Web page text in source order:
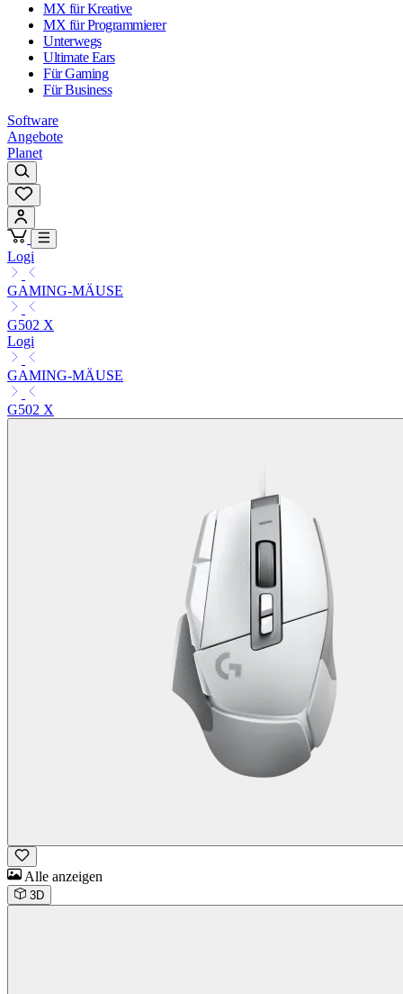
MX für Kreative
MX für Programmierer
Unterwegs
Ultimate Ears
Für Gaming
Für Business
Software
Angebote
Planet
Logi
GAMING-MÄUSE
G502 X
Logi
GAMING-MÄUSE
G502 X
Alle anzeigen
3D